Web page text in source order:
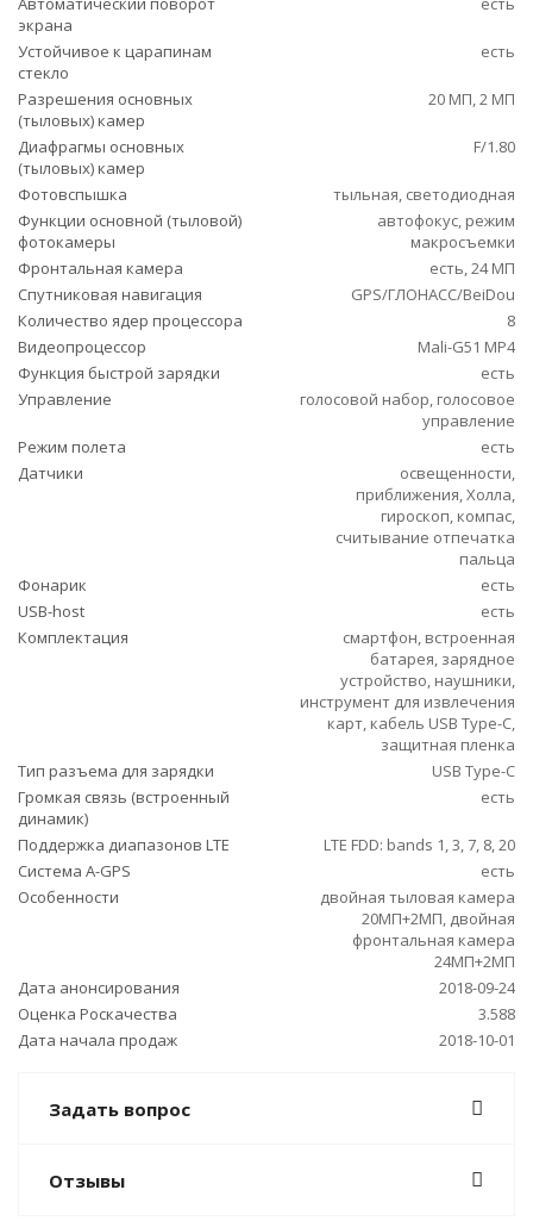
экрана
Устойчивое к царапинам
стекло
есть
Разрешения основных
(тыловых) камер
20 МП, 2 МП
Диафрагмы основных
(тыловых) камер
F/1.80
Фотовспышка
тыльная, светодиодная
Функции основной (тыловой)
фотокамеры
автофокус, режим
макросъемки
Фронтальная камера
есть, 24 МП
Спутниковая навигация
GPS/ГЛОНАСС/BeiDou
Количество ядер процессора
8
Видеопроцессор
Mali-G51 MP4
Функция быстрой зарядки
есть
Управление
голосовой набор, голосовое
управление
Режим полета
есть
Датчики
освещенности,
приближения, Холла,
гироскоп, компас,
считывание отпечатка
пальца
Фонарик
есть
USB-host
есть
Комплектация
смартфон, встроенная
батарея, зарядное
устройство, наушники,
инструмент для извлечения
карт, кабель USB Type-C,
защитная пленка
Тип разъема для зарядки
USB Type-C
Громкая связь (встроенный
динамик)
есть
Поддержка диапазонов LTE
LTE FDD: bands 1, 3, 7, 8, 20
Cистема A-GPS
есть
Особенности
двойная тыловая камера
20МП+2МП, двойная
фронтальная камера
24МП+2МП
Дата анонсирования
2018-09-24
Оценка Роскачества
3.588
Дата начала продаж
2018-10-01
Задать вопрос
Отзывы